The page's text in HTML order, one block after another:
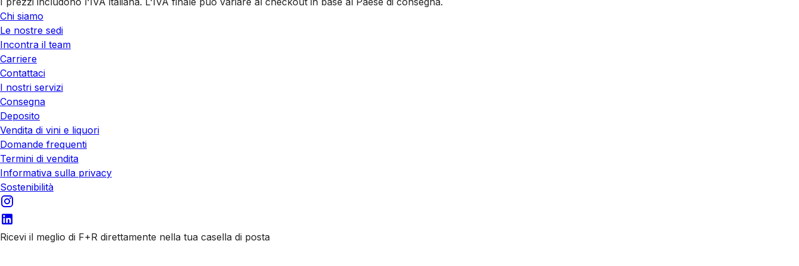
Chi siamo
Le nostre sedi
Incontra il team
Carriere
Contattaci
I nostri servizi
Consegna
Deposito
Vendita di vini e liquori
Domande frequenti
Termini di vendita
Informativa sulla privacy
Sostenibilità
Ricevi il meglio di F+R direttamente nella tua casella di posta